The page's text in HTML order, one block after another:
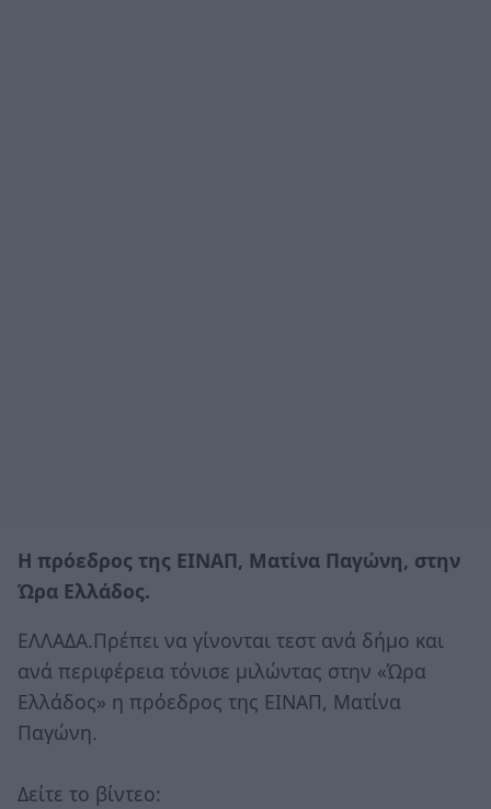
Η πρόεδρος της ΕΙΝΑΠ, Ματίνα Παγώνη, στην
Ώρα Ελλάδος.
ΕΛΛΑΔΑ.Πρέπει να γίνονται τεστ ανά δήμο και
ανά περιφέρεια τόνισε μιλώντας στην «Ώρα
Ελλάδος» η πρόεδρος της ΕΙΝΑΠ, Ματίνα
Παγώνη.
Δείτε το βίντεο: